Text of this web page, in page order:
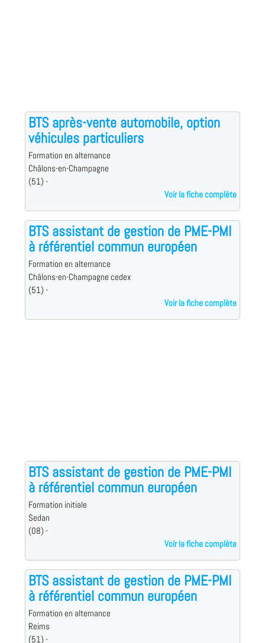
BTS après-vente automobile, option
véhicules particuliers
Formation en alternance
Châlons-en-Champagne
(51) -
Voir la fiche complète
BTS assistant de gestion de PME-PMI
à référentiel commun européen
Formation en alternance
Châlons-en-Champagne cedex
(51) -
Voir la fiche complète
BTS assistant de gestion de PME-PMI
à référentiel commun européen
Formation initiale
Sedan
(08) -
Voir la fiche complète
BTS assistant de gestion de PME-PMI
à référentiel commun européen
Formation en alternance
Reims
(51) -